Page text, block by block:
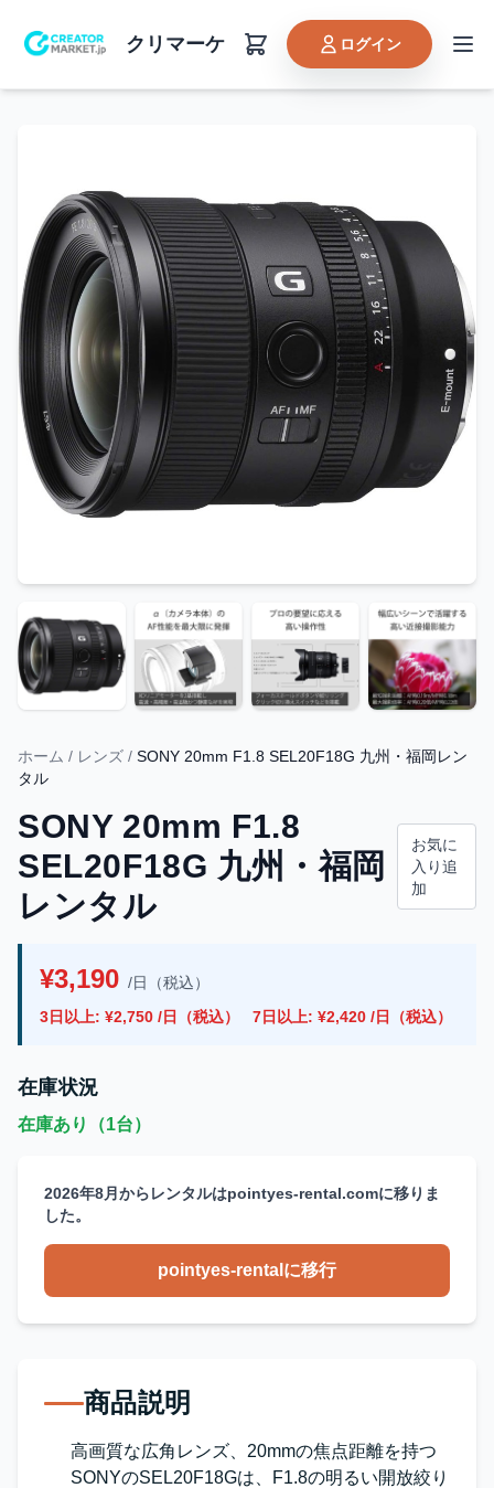
クリマーケ ログイン
ホーム / レンズ / SONY 20mm F1.8 SEL20F18G 九州・福岡レン
タル
SONY 20mm F1.8
SEL20F18G 九州・福岡
レンタル
お気に
入り追
加
¥3,190 /日（税込）
3日以上: ¥2,750 /日（税込）
7日以上: ¥2,420 /日（税込）
在庫状況
在庫あり（1台）
2026年8月からレンタルはpointyes-rental.comに移りま
した。
pointyes-rentalに移行
商品説明
高画質な広角レンズ、20mmの焦点距離を持つ
SONYのSEL20F18Gは、F1.8の明るい開放絞り